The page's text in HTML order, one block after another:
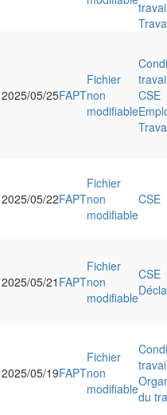
2025/05/25FAPT
Fichier
non
modifiable
CSE
2025/05/22FAPT
Fichier
non
modifiable
CSE
2025/05/21 FAPT
Fichier
non
modifiable
CSE
2025/05/19FAPT
Fichier
non
modifiabledu